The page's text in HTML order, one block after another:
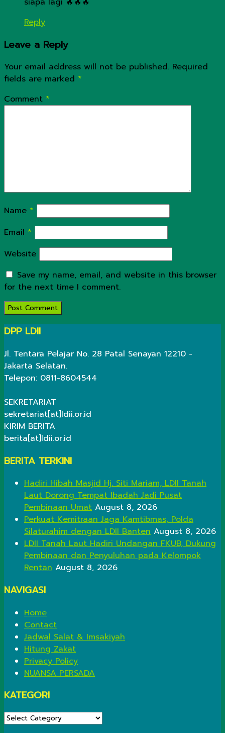
Reply
Leave a Reply
Your email address will not be published. Required
fields are marked *
Comment *
Name *
Email *
Website
Save my name, email, and website in this browser
for the next time I comment.
DPP LDII
Jl. Tentara Pelajar No. 28 Patal Senayan 12210 -
Jakarta Selatan.
Telepon: 0811-8604544
SEKRETARIAT
sekretariat[at]ldii.or.id
KIRIM BERITA
berita[at]ldii.or.id
BERITA TERKINI
Hadiri Hibah Masjid Hj. Siti Mariam, LDII Tanah
Laut Dorong Tempat Ibadah Jadi Pusat
Pembinaan Umat August 8, 2026
Perkuat Kemitraan Jaga Kamtibmas, Polda
Silaturahim dengan LDII Banten August 8, 2026
LDII Tanah Laut Hadiri Undangan FKUB, Dukung
Pembinaan dan Penyuluhan pada Kelompok
Rentan August 8, 2026
NAVIGASI
Home
Contact
Jadwal Salat & Imsakiyah
Hitung Zakat
Privacy Policy
NUANSA PERSADA
KATEGORI
KATEGORI